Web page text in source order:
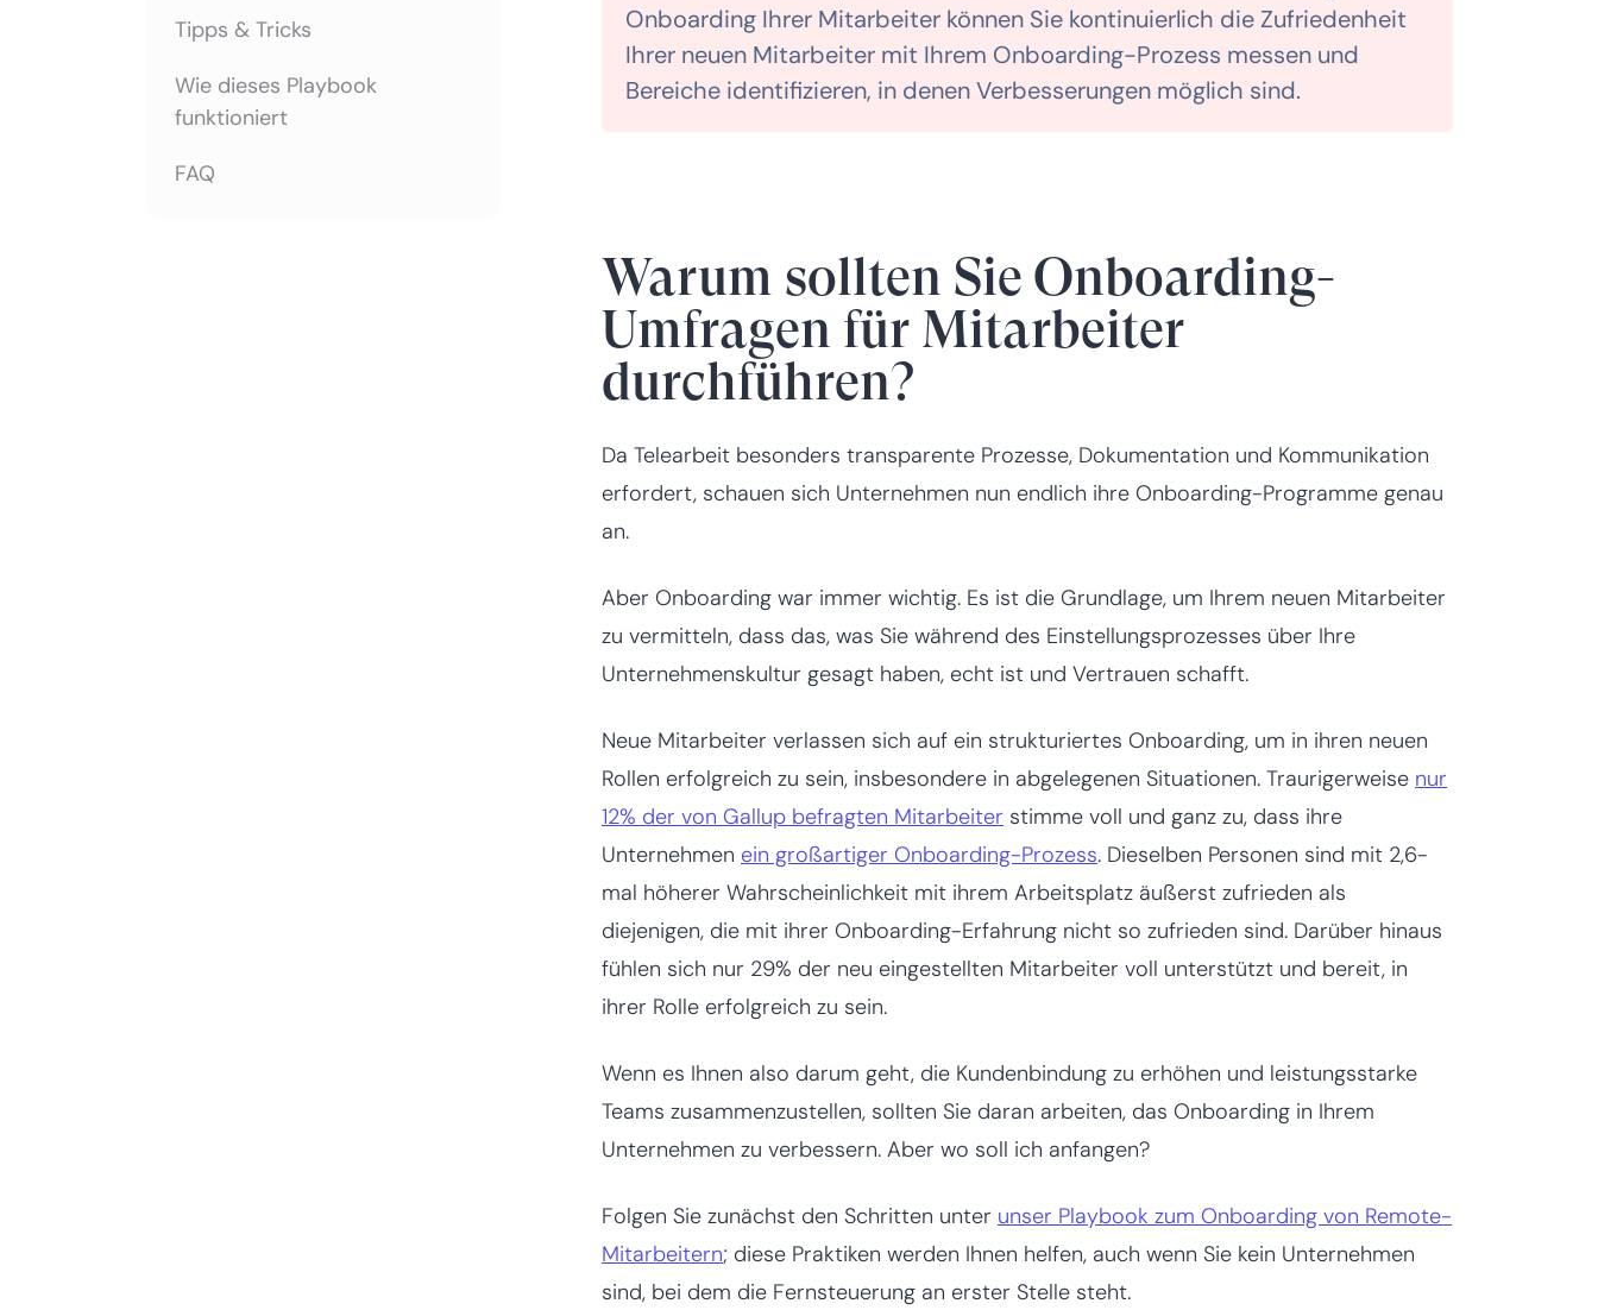
Tipps & Tricks
Wie dieses Playbook
funktioniert
FAQ
Onboarding Ihrer Mitarbeiter können Sie kontinuierlich die Zufriedenheit
Ihrer neuen Mitarbeiter mit Ihrem Onboarding-Prozess messen und
Bereiche identifizieren, in denen Verbesserungen möglich sind.
Warum sollten Sie Onboarding-
Umfragen für Mitarbeiter
durchführen?
Da Telearbeit besonders transparente Prozesse, Dokumentation und Kommunikation
erfordert, schauen sich Unternehmen nun endlich ihre Onboarding-Programme genau
an.
Aber Onboarding war immer wichtig. Es ist die Grundlage, um Ihrem neuen Mitarbeiter
zu vermitteln, dass das, was Sie während des Einstellungsprozesses über Ihre
Unternehmenskultur gesagt haben, echt ist und Vertrauen schafft.
Neue Mitarbeiter verlassen sich auf ein strukturiertes Onboarding, um in ihren neuen
Rollen erfolgreich zu sein, insbesondere in abgelegenen Situationen. Traurigerweise nur
12% der von Gallup befragten Mitarbeiter stimme voll und ganz zu, dass ihre
Unternehmen ein großartiger Onboarding-Prozess. Dieselben Personen sind mit 2,6-
mal höherer Wahrscheinlichkeit mit ihrem Arbeitsplatz äußerst zufrieden als
diejenigen, die mit ihrer Onboarding-Erfahrung nicht so zufrieden sind. Darüber hinaus
fühlen sich nur 29% der neu eingestellten Mitarbeiter voll unterstützt und bereit, in
ihrer Rolle erfolgreich zu sein.
Wenn es Ihnen also darum geht, die Kundenbindung zu erhöhen und leistungsstarke
Teams zusammenzustellen, sollten Sie daran arbeiten, das Onboarding in Ihrem
Unternehmen zu verbessern. Aber wo soll ich anfangen?
Folgen Sie zunächst den Schritten unter unser Playbook zum Onboarding von Remote-
Mitarbeitern; diese Praktiken werden Ihnen helfen, auch wenn Sie kein Unternehmen
sind, bei dem die Fernsteuerung an erster Stelle steht.